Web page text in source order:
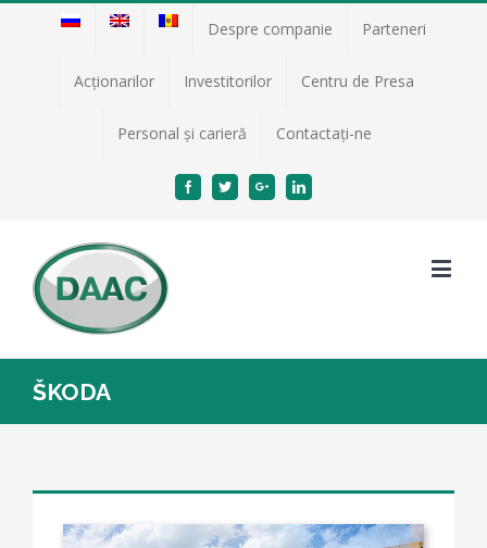
Despre companie Parteneri
Acţionarilor Investitorilor Centru de Presa
Personal și carieră Contactați-ne
FacebookTwitterGoogle+Linkedin
ŠKODA